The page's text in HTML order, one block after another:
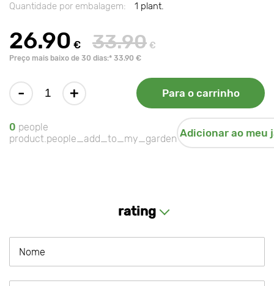
Quantidade por embalagem:
1 plant.
26.90 € 33.90 €
Preço mais baixo de 30 dias:* 33.90 €
- + Para o carrinho
0 people
product.people_add_to_my_garden Adicionar ao meu
rating